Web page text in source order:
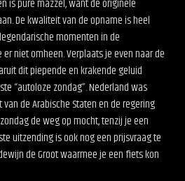
is pure mazzel, want de originele
De kwaliteit van de opname is heel
momenten in de
niet omheen. Verplaats je even naar de
dit piepende en krakende geluid
“autoloze zondag”. Nederland was
de Arabische Staten en de regering
de weg op mocht, tenzij je een
uitzending is ook nog een prijsvraag te
de Groot waarmee je een fiets kon